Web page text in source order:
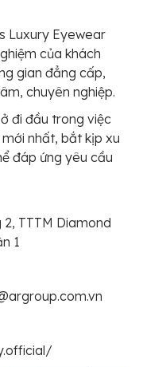
Luxury Eyewear
của khách
gian đẳng cấp,
chuyên nghiệp.
đi đầu trong việc
nhất, bắt kịp xu
đáp ứng yêu cầu
TTTM Diamond
1